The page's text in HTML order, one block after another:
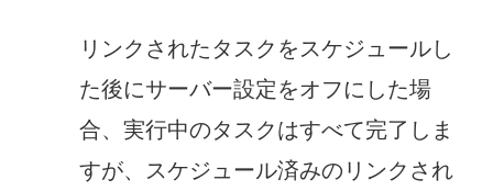
リンクされたタスクをスケジュールし
た後にサーバー設定をオフにした場
合、実行中のタスクはすべて完了しま
すが、スケジュール済みのリンクされ